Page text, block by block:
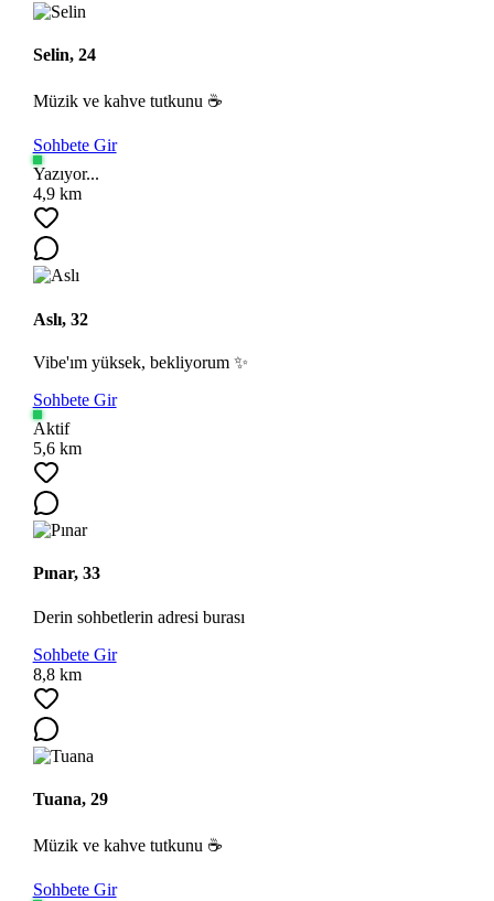
Selin, 24
Müzik ve kahve tutkunu ☕
Sohbete Gir
Yazıyor...
4,9 km
Aslı, 32
Vibe'ım yüksek, bekliyorum ✨
Sohbete Gir
Aktif
5,6 km
Pınar, 33
Derin sohbetlerin adresi burası
Sohbete Gir
8,8 km
Tuana, 29
Müzik ve kahve tutkunu ☕
Sohbete Gir